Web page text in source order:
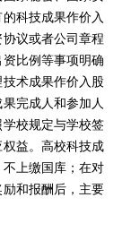
科技成果作价入
议或者公司章程
比例等事项明确
术成果作价入股
完成人和参加人
校规定与学校签
益。高校科技成
上缴国库；在对
和报酬后，主要